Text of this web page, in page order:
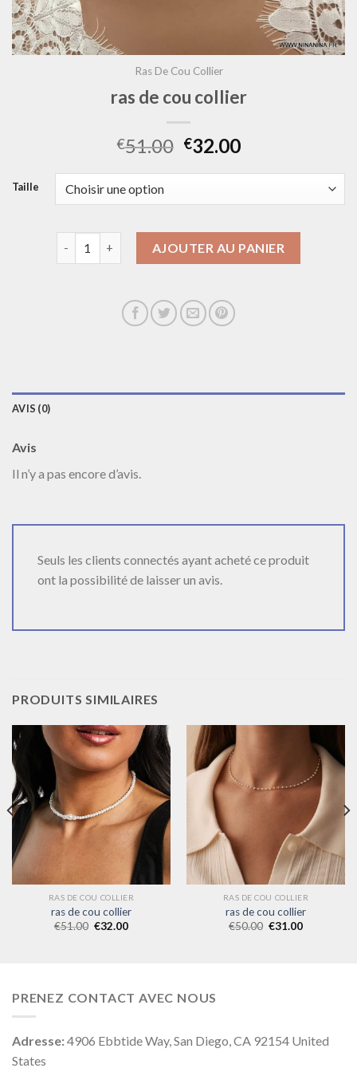
Ras De Cou Collier
ras de cou collier
€51.00 €32.00
Taille
AJOUTER AU PANIER
AVIS (0)
Avis
Il n’y a pas encore d’avis.
Seuls les clients connectés ayant acheté ce produit
ont la possibilité de laisser un avis.
PRODUITS SIMILAIRES
RAS DE COU COLLIER
ras de cou collier
€51.00 €32.00
RAS DE COU COLLIER
ras de cou collier
€50.00 €31.00
PRENEZ CONTACT AVEC NOUS
Adresse:4906 Ebbtide Way, San Diego, CA 92154 United
States